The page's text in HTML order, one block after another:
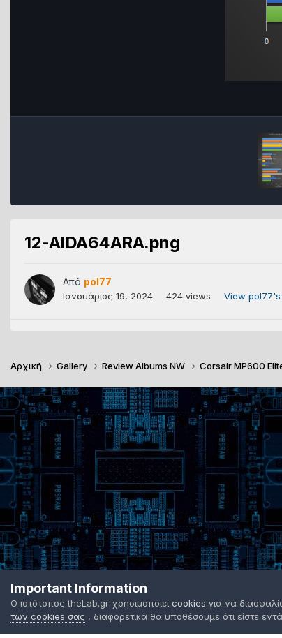
12-AIDA64ARA.png
Από pol77
Ιανουάριος 19, 2024 424 views View pol77's
Αρχική Gallery Review Albums NW Corsair MP600
Important Information
Ο ιστότοπος theLab.gr χρησιμοποιεί cookies για να
των cookies σας , διαφορετικά θα υποθέσουμε ότι είστε